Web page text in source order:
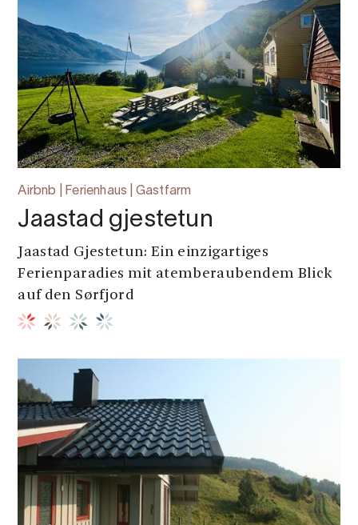
Airbnb | Ferienhaus | Gastfarm
Jaastad gjestetun
Jaastad Gjestetun: Ein einzigartiges
Ferienparadies mit atemberaubendem Blick
auf den Sørfjord